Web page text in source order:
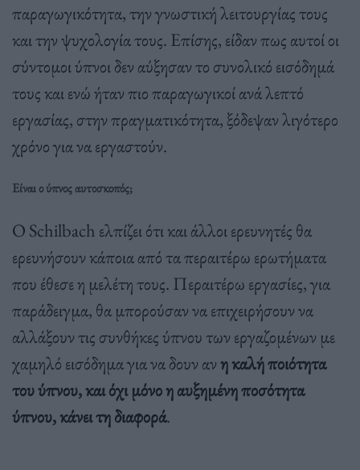
παραγωγικότητα, την γνωστική λειτουργίας τους
και την ψυχολογία τους. Επίσης, είδαν πως αυτοί οι
σύντομοι ύπνοι δεν αύξησαν το συνολικό εισόδημά
τους και ενώ ήταν πιο παραγωγικοί ανά λεπτό
εργασίας, στην πραγματικότητα, ξόδεψαν λιγότερο
χρόνο για να εργαστούν.
Είναι ο ύπνος αυτοσκοπός;
Ο Schilbach ελπίζει ότι και άλλοι ερευνητές θα
ερευνήσουν κάποια από τα περαιτέρω ερωτήματα
που έθεσε η μελέτη τους. Περαιτέρω εργασίες, για
παράδειγμα, θα μπορούσαν να επιχειρήσουν να
αλλάξουν τις συνθήκες ύπνου των εργαζομένων με
χαμηλό εισόδημα για να δουν ανη καλή ποιότητα
του ύπνου, και όχι μόνο η αυξημένη ποσότητα
ύπνου, κάνει τη διαφορά.